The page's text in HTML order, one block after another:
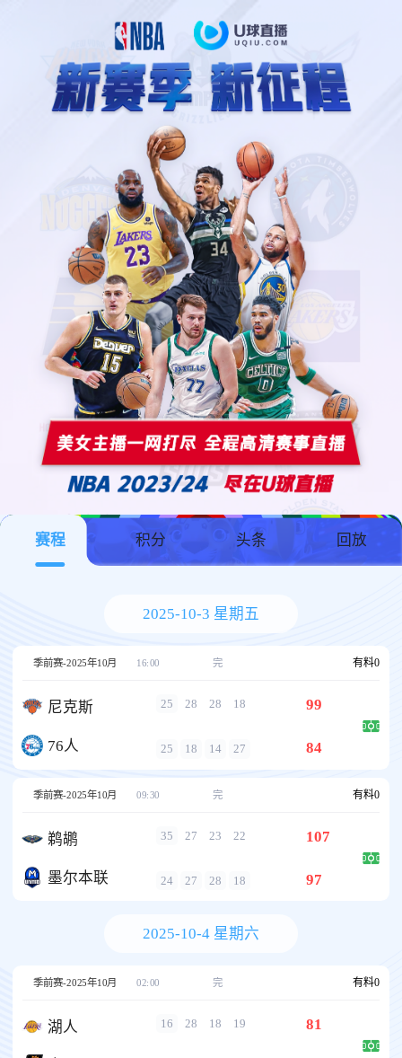
赛程 积分 头条 回放
2025-10-3 星期五
季前赛-2025年10月 16:00 完 有料0
尼克斯
76人
25 28 28 18
25 18 14 27
99
84
季前赛-2025年10月 09:30 完 有料0
鹈鹕
墨尔本联
35 27 23 22
24 27 28 18
107
97
2025-10-4 星期六
季前赛-2025年10月 02:00 完 有料0
湖人 16 28 18 19 81